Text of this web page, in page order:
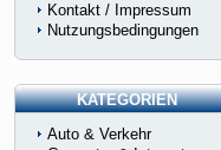
Kontakt / Impressum
Nutzungsbedingungen
KATEGORIEN
Auto & Verkehr